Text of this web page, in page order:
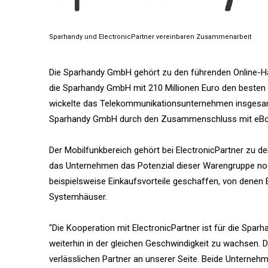
Sparhandy und ElectronicPartner vereinbaren Zusammenarbeit
Die Sparhandy GmbH gehört zu den führenden
die Sparhandy GmbH mit 210 Millionen Euro den
wickelte das Telekommunikationsunternehmen
Sparhandy GmbH durch den Zusammenschluss mit
Der Mobilfunkbereich gehört bei ElectronicPartner zu
das Unternehmen das Potenzial dieser Warengruppe
beispielsweise Einkaufsvorteile geschaffen, von denen
Systemhäuser.
"Die Kooperation mit ElectronicPartner ist für die
weiterhin in der gleichen Geschwindigkeit zu
verlässlichen Partner an unserer Seite. Beide